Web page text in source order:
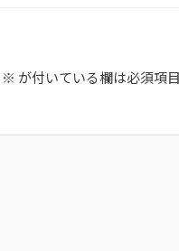
※ が付いている欄は必須項